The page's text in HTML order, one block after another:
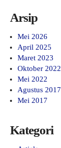
Arsip
Mei 2026
April 2025
Maret 2023
Oktober 2022
Mei 2022
Agustus 2017
Mei 2017
Kategori